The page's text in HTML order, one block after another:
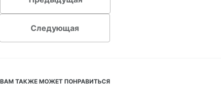
Следующая
ВАМ ТАКЖЕ МОЖЕТ ПОНРАВИТЬСЯ